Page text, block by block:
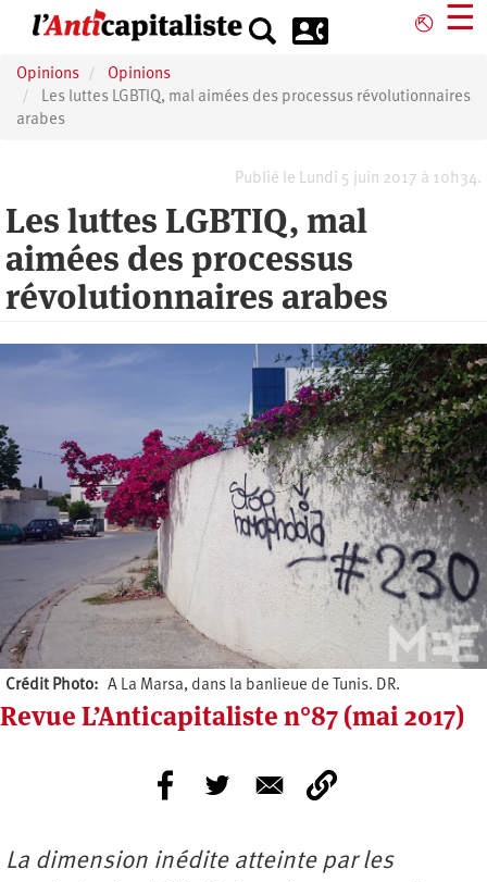
principal
⎋ ☰
Opinions
Opinions
Les luttes LGBTIQ, mal aimées des processus révolutionnaires
arabes
Publié le Lundi 5 juin 2017 à 10h34.
Les luttes LGBTIQ, mal
aimées des processus
révolutionnaires arabes
Crédit Photo A La Marsa, dans la banlieue de Tunis. DR.
Revue L’Anticapitaliste n°87 (mai 2017)
La dimension inédite atteinte par les